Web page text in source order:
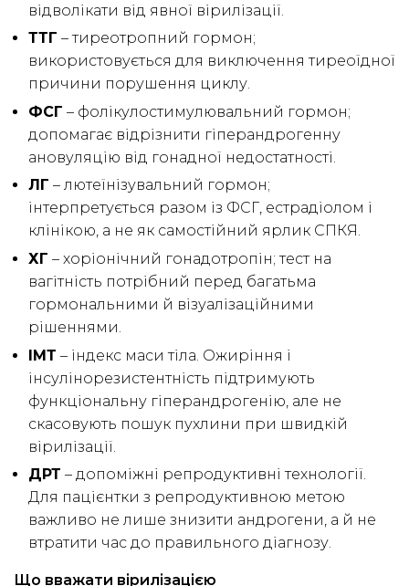
відволікати від явної вірилізації.
ТТГ – тиреотропний гормон;
використовується для виключення тиреоїдної
причини порушення циклу.
ФСГ – фолікулостимулювальний гормон;
допомагає відрізнити гіперандрогенну
ановуляцію від гонадної недостатності.
ЛГ – лютеїнізувальний гормон;
інтерпретується разом із ФСГ, естрадіолом і
клінікою, а не як самостійний ярлик СПКЯ.
ХГ – хоріонічний гонадотропін; тест на
вагітність потрібний перед багатьма
гормональними й візуалізаційними
рішеннями.
ІМТ – індекс маси тіла. Ожиріння і
інсулінорезистентність підтримують
функціональну гіперандрогенію, але не
скасовують пошук пухлини при швидкій
вірилізації.
ДРТ – допоміжні репродуктивні технології.
Для пацієнтки з репродуктивною метою
важливо не лише знизити андрогени, а й не
втратити час до правильного діагнозу.
Що вважати вірилізацією